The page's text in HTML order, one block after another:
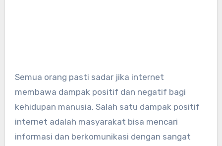
Semua orang pasti sadar jika internet
membawa dampak positif dan negatif bagi
kehidupan manusia. Salah satu dampak positif
internet adalah masyarakat bisa mencari
informasi dan berkomunikasi dengan sangat